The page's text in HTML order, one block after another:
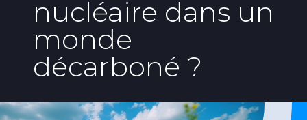
nucléaire dans un
monde
décarboné ?